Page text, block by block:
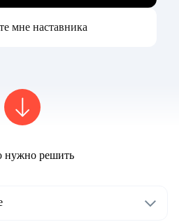
мне наставника
нужно решить